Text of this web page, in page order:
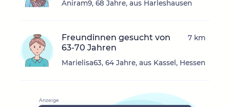
Aniram9, 68 Jahre, aus Harleshausen
Freundinnen gesucht von
63-70 Jahren
Marielisa63, 64 Jahre, aus Kassel, Hessen
7 km